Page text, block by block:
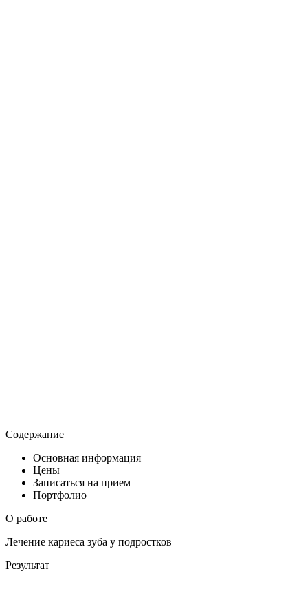
Содержание
Основная информация
Цены
Записаться на прием
Портфолио
О работе
Лечение кариеса зуба у подростков
Результат